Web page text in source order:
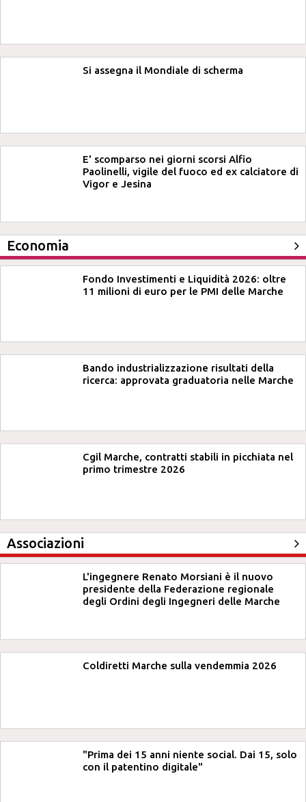
Si assegna il Mondiale di scherma
E' scomparso nei giorni scorsi Alfio
Paolinelli, vigile del fuoco ed ex calciatore di
Vigor e Jesina
Economia
Fondo Investimenti e Liquidità 2026: oltre
11 milioni di euro per le PMI delle Marche
Bando industrializzazione risultati della
ricerca: approvata graduatoria nelle Marche
Cgil Marche, contratti stabili in picchiata nel
primo trimestre 2026
Associazioni
L'ingegnere Renato Morsiani è il nuovo
presidente della Federazione regionale
degli Ordini degli Ingegneri delle Marche
Coldiretti Marche sulla vendemmia 2026
"Prima dei 15 anni niente social. Dai 15, solo
con il patentino digitale"